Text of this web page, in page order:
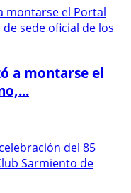
a montarse el